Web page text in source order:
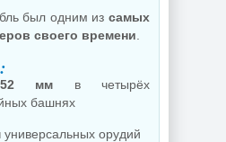
был одним из самых
своего времени
мм в четырёх
башнях
универсальных орудий